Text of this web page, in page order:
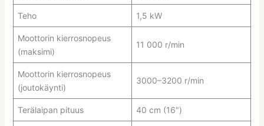
Teho 1,5 kW
Moottorin kierrosnopeus
(maksimi)
11 000 r/min
Moottorin kierrosnopeus
(joutokäynti)
3000–3200 r/min
Terälaipan pituus 40 cm (16″)